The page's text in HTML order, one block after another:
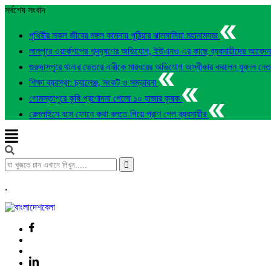
সর্বশেষ সংবাদ
পৃথিবীর সকল জীবের মঙ্গল কামনায় পুঠিয়ার ঝালমালিয়া মহানামযজ্ঞ
লালপুরে ওয়ার্কশপের শব্দদূষণের অভিযোগ, ইউএনও এর কাছে ব্যবসায়ীদের
গুরুদাসপুরে থানার ভেতরে নারীকে মারধরের অভিযোগ অস্বীকার করলেন যুবদল
শিক্ষা ব্যবস্থা: চ্যালেঞ্জ, সংকট ও সম্ভাবনা
গোমস্তাপুরে কৃষি প্রণোদনা পেলো ১০ হাজার কৃষক
রেললাইনে বসে ফোনে কথা বলতে গিয়ে প্রাণ গেল ব্যবসায়ীর
,